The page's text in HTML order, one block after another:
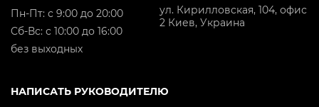
ул. Кирилловская, 104, офис
2 Киев, Украина
Пн-Пт: с 9:00 до 20:00
Cб-Вс: с 10:00 до 16:00
без выходных
НАПИСАТЬ РУКОВОДИТЕЛЮ